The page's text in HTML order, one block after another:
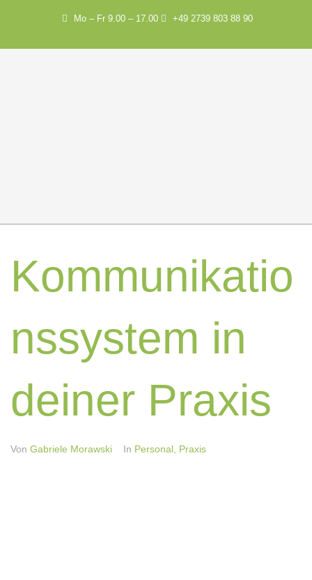
Mo – Fr 9.00 – 17.00 +49 2739 803 88 90
Kommunikatio
nssystem in
deiner Praxis
Von Gabriele Morawski In Personal Praxis